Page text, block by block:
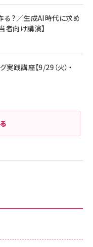
もっと見る
ケーブル 240W 結束バン
コン素材採用 iPhone
iPad Pro MacBook
ッドナイトブラック)
る？／生成AI時代に求め
者向け講演】
践講座【9/29（火）・